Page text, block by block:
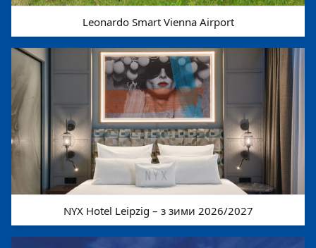
Leonardo Smart Vienna Airport
NYX Hotel Leipzig – з зими 2026/2027